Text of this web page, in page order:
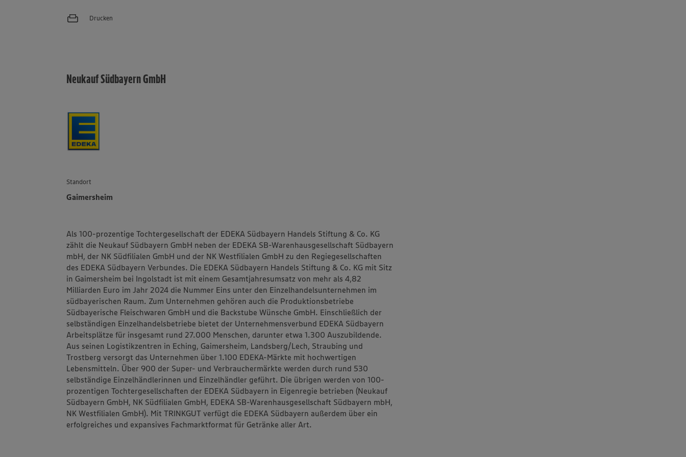
Drucken
Neukauf Südbayern GmbH
Standort
Gaimersheim
Als 100-prozentige Tochtergesellschaft der EDEKA Südbayern Handels Stiftung & Co. KG
zählt die Neukauf Südbayern GmbH neben der EDEKA SB-Warenhausgesellschaft Südbayern
mbH, der NK Südfilialen GmbH und der NK Westfilialen GmbH zu den Regiegesellschaften
des EDEKA Südbayern Verbundes. Die EDEKA Südbayern Handels Stiftung & Co. KG mit Sitz
in Gaimersheim bei Ingolstadt ist mit einem Gesamtjahresumsatz von mehr als 4,82
Milliarden Euro im Jahr 2024 die Nummer Eins unter den Einzelhandelsunternehmen im
südbayerischen Raum. Zum Unternehmen gehören auch die Produktionsbetriebe
Südbayerische Fleischwaren GmbH und die Backstube Wünsche GmbH. Einschließlich der
selbständigen Einzelhandelsbetriebe bietet der Unternehmensverbund EDEKA Südbayern
Arbeitsplätze für insgesamt rund 27.000 Menschen, darunter etwa 1.300 Auszubildende.
Aus seinen Logistikzentren in Eching, Gaimersheim, Landsberg/Lech, Straubing und
Trostberg versorgt das Unternehmen über 1.100 EDEKA-Märkte mit hochwertigen
Lebensmitteln. Über 900 der Super- und Verbrauchermärkte werden durch rund 530
selbständige Einzelhändlerinnen und Einzelhändler geführt. Die übrigen werden von 100-
prozentigen Tochtergesellschaften der EDEKA Südbayern in Eigenregie betrieben (Neukauf
Südbayern GmbH, NK Südfilialen GmbH, EDEKA SB-Warenhausgesellschaft Südbayern mbH,
NK Westfilialen GmbH). Mit TRINKGUT verfügt die EDEKA Südbayern außerdem über ein
erfolgreiches und expansives Fachmarktformat für Getränke aller Art.